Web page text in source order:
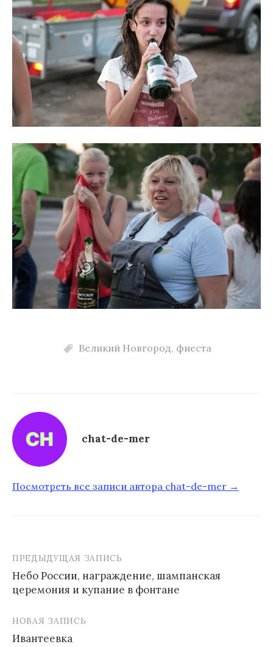
Великий Новгород, фиеста
chat-de-mer
Посмотреть все записи автора chat-de-mer →
Н
а
в
ПРЕДЫДУЩАЯ ЗАПИСЬ
Небо России, награждение, шампанская
церемония и купание в фонтане
НОВАЯ ЗАПИСЬ
Ивантеевка